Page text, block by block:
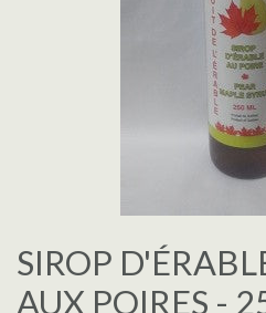
SIROP
AUX POIRES -